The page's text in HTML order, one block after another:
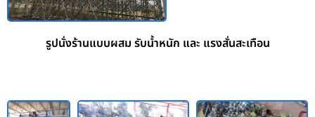
รูปนั่งร้านแบบผสม รับน้ำหนัก และ แรงสั่นสะเทือน